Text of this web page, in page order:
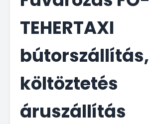
TEHERTAXI
bútorszállítás,
költöztetés
áruszállítás